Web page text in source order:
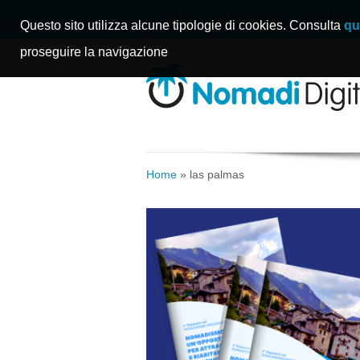
Home Manifesto Storie
Home » las palmas
Questo sito utilizza alcune tipologie di cookies. Consulta
proseguire la navigazione